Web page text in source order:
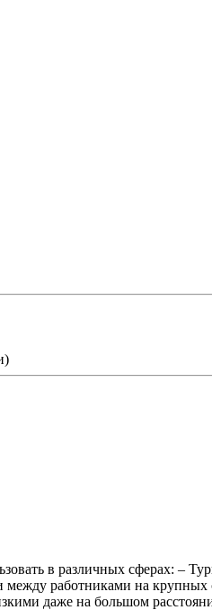
в различных сферах: –
работниками на
даже на большом